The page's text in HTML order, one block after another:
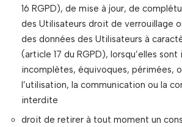
16 RGPD), de mise à jour, de
des Utilisateurs droit de verrouillage
des données des Utilisateurs à
(article 17 du RGPD), lorsqu’elles sont
incomplètes, équivoques, périmées,
l’utilisation, la communication ou la
interdite
droit de retirer à tout moment un